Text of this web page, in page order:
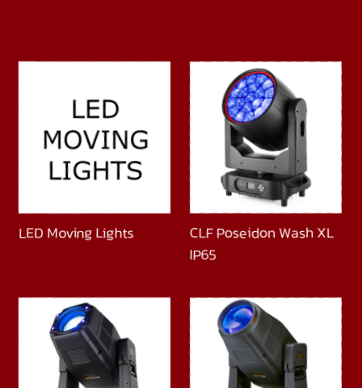
LED Moving Lights
CLF Poseidon Wash XL
IP65